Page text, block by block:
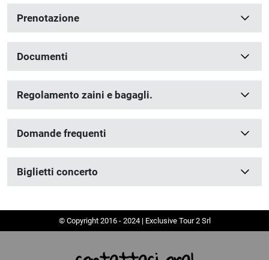
Prenotazione
Documenti
Regolamento zaini e bagagli.
Domande frequenti
Biglietti concerto
© Copyright 2016 - 2024 | Exclusive Tour 2 Srl